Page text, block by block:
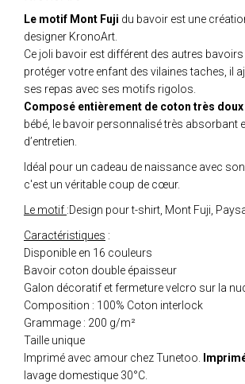
Le motif Mont Fuji du bavoir est une
designer KronoArt.
Ce joli bavoir est différent des autres
protéger votre enfant des vilaines taches, il
ses repas avec ses motifs rigolos.
Composé entièrement de coton très doux
bébé, le bavoir personnalisé très absorbant
d’entretien.
Idéal pour un cadeau de naissance avec
c'est un véritable coup de cœur.
Le motif :Design pour t-shirt, Mont Fuji,
Caractéristiques :
Disponible en 16 couleurs
Bavoir coton double épaisseur
Galon décoratif et fermeture velcro sur la
Composition : 100% Coton interlock
Grammage : 200 g/m²
Taille unique
Imprimé avec amour chez Tunetoo.
lavage domestique 30°C.